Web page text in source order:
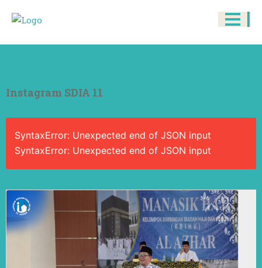
Instagram SDIA 11
SyntaxError: Unexpected end of JSON input
SyntaxError: Unexpected end of JSON input